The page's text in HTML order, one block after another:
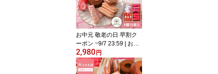
お中元 敬老の日 早割ク
ーポン ~9/7 23:59 | お菓
子 ギフト 個包装 2026 詰
め合わせ 洋菓子 ｜ 博多
風美庵 苺スイーツギフト
2,980 円